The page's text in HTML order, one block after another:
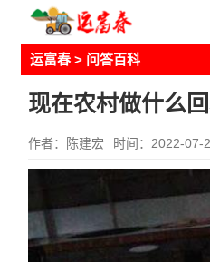
运富春 > 问答百科
现在农村做什么
作者：陈建宏 时间：2022-07-